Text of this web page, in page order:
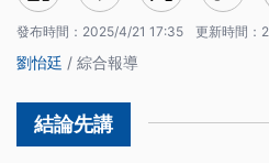
發布時間： 2025/4/21 17:35 更新時間：
劉怡廷 / 綜合報導